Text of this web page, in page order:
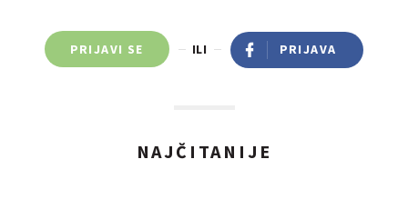
PRIJAVI SE ILI PRIJAVA
NAJČITANIJE